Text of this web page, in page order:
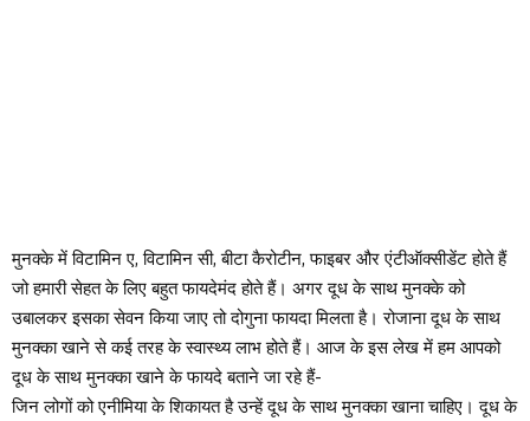
मुनक्के में विटामिन ए, विटामिन सी, बीटा कैरोटीन, फाइबर और एंटीऑक्सीडेंट होते हैं
जो हमारी सेहत के लिए बहुत फायदेमंद होते हैं। अगर दूध के साथ मुनक्के को
उबालकर इसका सेवन किया जाए तो दोगुना फायदा मिलता है। रोजाना दूध के साथ
मुनक्का खाने से कई तरह के स्वास्थ्य लाभ होते हैं। आज के इस लेख में हम आपको
दूध के साथ मुनक्का खाने के फायदे बताने जा रहे हैं-
जिन लोगों को एनीमिया के शिकायत है उन्हें दूध के साथ मुनक्का खाना चाहिए। दूध के